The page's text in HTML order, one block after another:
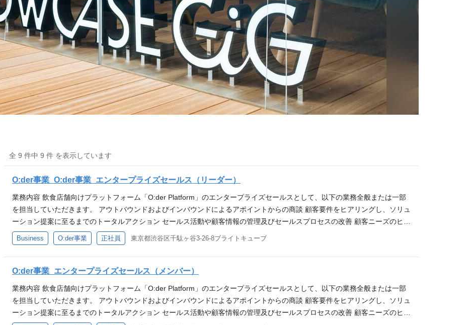
全 9 件中 9 件 を表示しています
O:der事業_O:der事業_エンタープライズセールス（リーダー）
業務内容 飲食店舗向けプラットフォーム「O:der Platform」のエンタープライズセールスとして、以下の業務全般または一部
を担当していただきます。 アウトバウンドおよびインバウンドによるアポイントからの商談 顧客要件をヒアリングし、ソリュ
ーション提案に至るまでのトータルアクション セールス活動や顧客情報の管理及びセールスプロセスの改善 顧客ニーズのヒア
リング及びプロダクト要件への落とし込み チームメンバーや関係部署との協力、関係構築 ポジションの魅力 「O:der Platfor
m」の強みとやりがい 人手不足や原料費高騰により飲食店の倒産が増加する中で、価値ある消費体験の提供が集客向上に必要
不可欠になっています。 当社の飲食店舗向けプラットフォーム「O:der Platform」は、顧客目線を徹底的に追求したUXの高い
モバイルオーダーサービスとして開発を続けています。 サービスを受注し実際に店舗で稼働している光景を目の当たりにした
ス活動をミッションにしておりましたが、現在はグローリーグループ全体のプロダクトと販売チャネルを活用した、【SaaSサ
ービス×ハードウェア】のトータルソリューション提案に注力しております。 店舗運営に欠かせない注文・決済端末等のハー
ドウェア技術に強みを持つグローリーと連携することで、オフラインをオンラインに繋げていくDX提案や、グローリーの大規
Business O:der事業 正社員 東京都渋谷区千駄ヶ谷3-26-8ブライトキューブ
O:der事業_エンタープライズセールス（メンバー）
業務内容 飲食店舗向けプラットフォーム「O:der Platform」のエンタープライズセールスとして、以下の業務全般または一部
を担当していただきます。 アウトバウンドおよびインバウンドによるアポイントからの商談 顧客要件をヒアリングし、ソリュ
ーション提案に至るまでのトータルアクション セールス活動や顧客情報の管理及びセールスプロセスの改善 顧客ニーズのヒア